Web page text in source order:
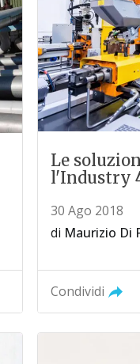
Le
l'Industry
30 Ago 2018
di Maurizio Di
Condividi